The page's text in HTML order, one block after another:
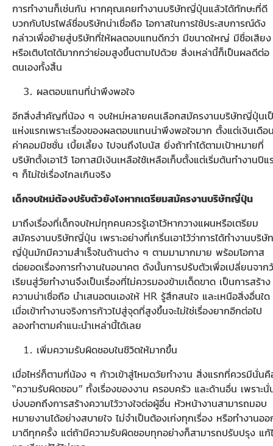
การทำงานก็เช่นกัน หากคุณเคยทำงานบริษัทญี่ปุ่นแล้วได้ทักษะที่ดี
บวกกับโปรไฟล์ชื่อบริษัทน่าเชื่อถือ โอกาสในการใช้ประสบการณ์ดัง
กล่าวเพื่อย้ายสู่บริษัทที่ให้ผลตอบแทนดีกว่า มีขนาดใหญ่ มีชื่อเสียง
หรือเติบโตได้มากกว่าย่อมสูงขึ้นตามไปด้วย สิ่งเหล่านี้ก็เป็นผลดีต่อ
ตนเองทั้งสิ้น
ผลตอบแทนที่น่าพึงพอใจ
อีกสิ่งสำคัญที่น้อง ๆ จบใหม่หลายคนเลือกสมัครงานบริษัทญี่ปุ่นเ
แห่งแรกเพราะเรื่องของผลตอบแทนน่าพึงพอใจมาก ตั้งแต่เงินเดือ
ค่าคอมมิชชั่น เบี้ยเลี้ยง ไปจนถึงโบนัส ยิ่งถ้าทำได้ตามเป้าหมายที่
บริษัทตั้งเอาไว้ โอกาสมีเงินเหลือใช้เหลือเก็บตั้งแต่เริ่มต้นทำงานปีแ
ๆ ก็ไม่ใช่เรื่องไกลเกินจริง
เด็กจบใหม่ต้องปรับตัวยังไงหากเตรียมสมัครงานบริษัทญี่ปุ่น
มาถึงเรื่องที่เด็กจบใหม่ทุกคนควรรู้เอาไว้หากวางแผนหรือเตรียม
สมัครงานบริษัทญี่ปุ่น เพราะอย่างที่เกริ่นเอาไว้ว่าการได้ทำงานบริษัท
ญี่ปุ่นมักมีความสำเร็จในด้านต่าง ๆ ตามมามากมาย พร้อมโอกาส
ต่อยอดเรื่องการทำงานในอนาคต ดังนั้นการปรับตัวเพื่อเปลี่ยนจาก
เรียนสู่วัยทำงานจึงเป็นเรื่องที่ไม่ควรมองข้ามเด็ดขาด เป็นการสร้าง
ความน่าเชื่อถือ นำเสนอตนเองให้ HR รู้สึกสนใจ และเหนือสิ่งอื่นใด
เมื่อเข้าทำงานจริงการก้าวไปสู่จุดที่สูงขึ้นจะไม่ใช่เรื่องยากอีกต่อไป
ลองทำตามคำแนะนำเหล่านี้ได้เลย
เพิ่มความรับผิดชอบในชีวิตให้มากขึ้น
เมื่อไหร่ก็ตามที่น้อง ๆ ก้าวเข้าสู่โหมดวัยทำงาน สิ่งแรกที่ควรมีนั่นคื
“ความรับผิดชอบ” ทั้งเรื่องของงาน ครอบครัว และด้านอื่น เพราะนั่
บ่งบอกถึงการสร้างความไว้วางใจต่อผู้อื่น หัวหน้างานสามารถมอบ
หมายงานได้อย่างสบายใจ ไม่จำเป็นต้องเก่งทุกเรื่อง หรือทำงานออ
มาดีทุกครั้ง แต่ถ้ามีความรับผิดชอบทุกอย่างก็สามารถปรับปรุง แก้